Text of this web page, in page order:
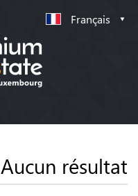
Français
Aucun résultat